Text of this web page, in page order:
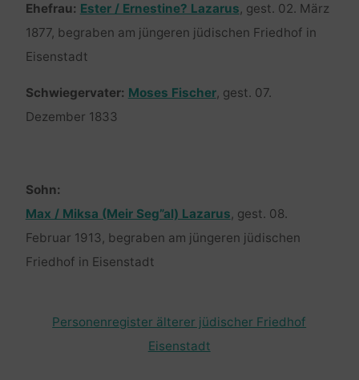
Ehefrau: Ester / Ernestine? Lazarus, gest. 02. März
1877, begraben am jüngeren jüdischen Friedhof in
Eisenstadt
Schwiegervater: Moses Fischer, gest. 07.
Dezember 1833
Sohn:
Max / Miksa (Meir Seg”al) Lazarus, gest. 08.
Februar 1913, begraben am jüngeren jüdischen
Friedhof in Eisenstadt
Personenregister älterer jüdischer Friedhof
Eisenstadt